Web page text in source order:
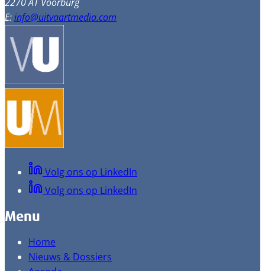
E:info@uitvaartmedia.com
Volg ons op LinkedIn
Volg ons op LinkedIn
Menu
Home
Nieuws & Dossiers